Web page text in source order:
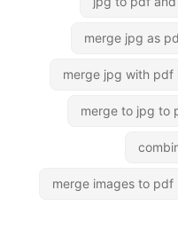
merge jpg as
merge jpg with
merge to jpg to
merge images to pdf